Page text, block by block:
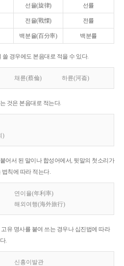
선율(旋律) 선률
전율(戰慄) 전률
백분율(百分率) 백분률
경우에도 본음대로 적을 수 있다.
채륜(蔡倫) 하륜(河崙)
것은 본음대로 적는다.
)
어서 된 말이나 합성어에서, 뒷말의 첫소리가
법칙에 따라 적는다.
연이율(年利率)
해외여행(海外旅行)
유 명사를 붙여 쓰는 경우나 십진법에 따라
.
신흥이발관